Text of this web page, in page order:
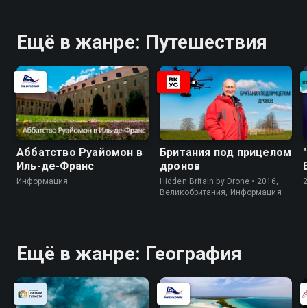
Ещё в жанре: Путешествия
Аббатство Руайомон в
Иль-де-Франс
Информация
Британия под прицелом
дронов
Hidden Britain by Drone • 2016,
Великобритания, Информация
Ещё в жанре: География